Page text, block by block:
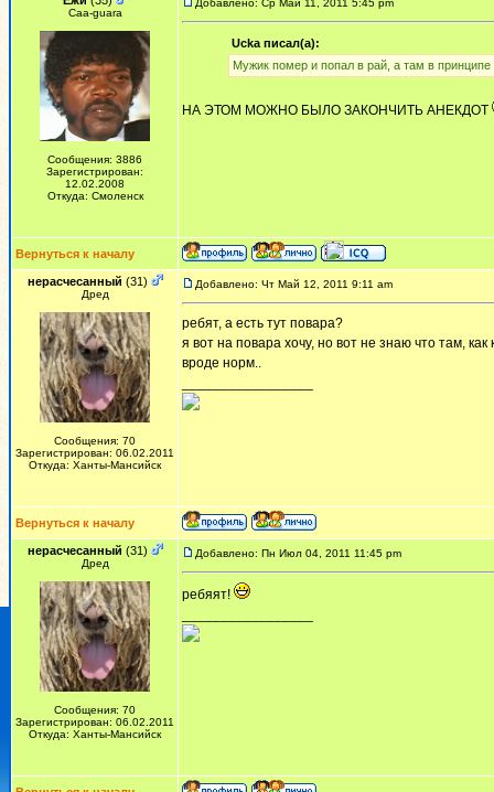
Сaa-guara
Сообщения: 3886
Зарегистрирован:
12.02.2008
Откуда: Смоленск
Добавлено: Ср Май 11, 2011 5:45 pm
Ucka писал(а):
Мужик помер и попал в рай, а там в принципе
НА ЭТОМ МОЖНО БЫЛО ЗАКОНЧИТЬ АНЕКДОТ
Вернуться к началу
нерасчесанный (31)
Дред
Сообщения: 70
Зарегистрирован: 06.02.2011
Откуда: Ханты-Мансийск
Добавлено: Чт Май 12, 2011 9:11 am
ребят, а есть тут повара?
я вот на повара хочу, но вот не знаю что там,
вроде норм..
Вернуться к началу
нерасчесанный (31)
Дред
Сообщения: 70
Зарегистрирован: 06.02.2011
Откуда: Ханты-Мансийск
Добавлено: Пн Июл 04, 2011 11:45 pm
ребяят!